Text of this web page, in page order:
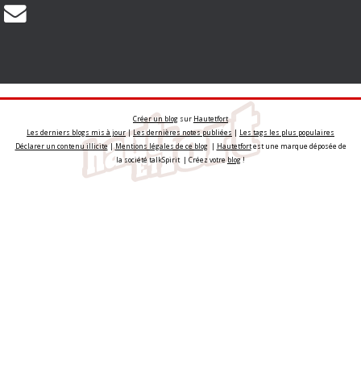
Créer un blog sur Hautetfort
Les derniers blogs mis à jour|Les dernières notes publiées | Les tags les plus populaires
Déclarer un contenu illicite|Mentions légales de ce blog| Hautetfortest une marque déposée de
la société talkSpirit | Créez votreblog!